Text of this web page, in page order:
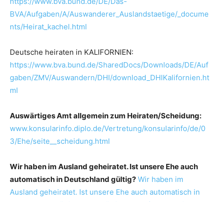
BVA/Aufgaben/A/Auswanderer_Auslandstaetige/_docume
nts/Heirat_kachel.html
Deutsche heiraten in KALIFORNIEN:
https://www.bva.bund.de/SharedDocs/Downloads/DE/Auf
gaben/ZMV/Auswandern/DHI/download_DHIKalifornien.ht
ml
Auswärtiges Amt allgemein zum Heiraten/Scheidung:
www.konsularinfo.diplo.de/Vertretung/konsularinfo/de/0
3/Ehe/seite__scheidung.html
Wir haben im Ausland geheiratet. Ist unsere Ehe auch
automatisch in Deutschland gültig? Wir haben im
Ausland geheiratet. Ist unsere Ehe auch automatisch in